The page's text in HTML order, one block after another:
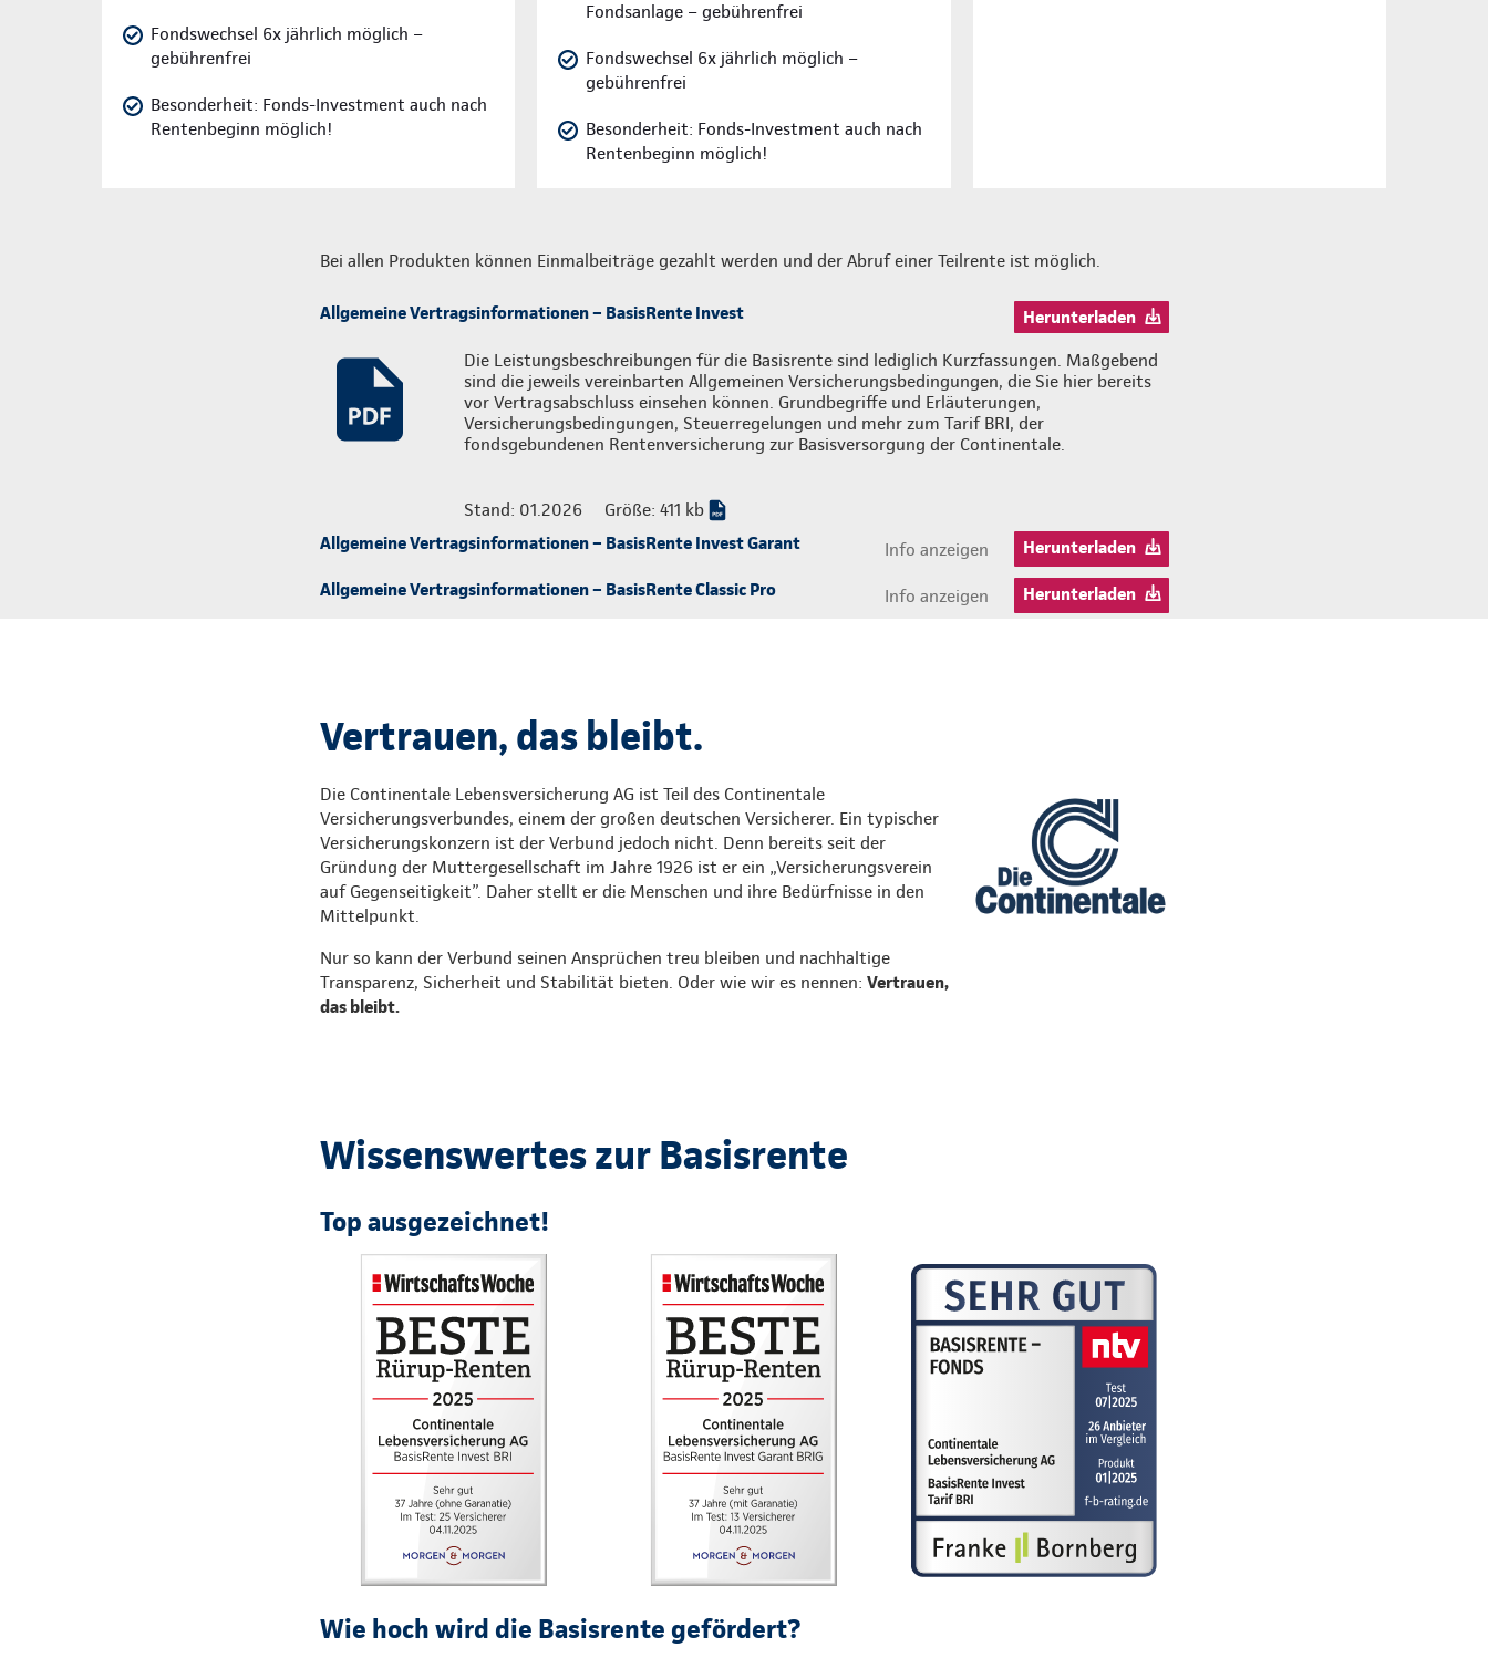
Fondswechsel 6x jährlich möglich –
gebührenfrei
Besonderheit: Fonds-Investment auch nach
Rentenbeginn möglich!
Fondsanlage – gebührenfrei
Fondswechsel 6x jährlich möglich –
gebührenfrei
Besonderheit: Fonds-Investment auch nach
Rentenbeginn möglich!
Bei allen Produkten können Einmalbeiträge gezahlt werden und der Abruf einer Teilrente ist möglich.
Allgemeine Vertragsinformationen – BasisRente Invest Herunterladen
Die Leistungsbeschreibungen für die Basisrente sind lediglich Kurzfassungen. Maßgebend
sind die jeweils vereinbarten Allgemeinen Versicherungsbedingungen, die Sie hier bereits
vor Vertragsabschluss einsehen können. Grundbegriffe und Erläuterungen,
Versicherungsbedingungen, Steuerregelungen und mehr zum Tarif BRI, der
fondsgebundenen Rentenversicherung zur Basisversorgung der Continentale.
Stand: 01.2026
Größe: 411 kb
Allgemeine Vertragsinformationen – BasisRente Invest Garant
Info anzeigen
Herunterladen
Allgemeine Vertragsinformationen – BasisRente Classic Pro
Info anzeigen Herunterladen
Vertrauen, das bleibt.
Die Continentale Lebensversicherung AG ist Teil des Continentale
Versicherungsverbundes, einem der großen deutschen Versicherer. Ein typischer
Versicherungskonzern ist der Verbund jedoch nicht. Denn bereits seit der
Gründung der Muttergesellschaft im Jahre 1926 ist er ein „Versicherungsverein
auf Gegenseitigkeit”. Daher stellt er die Menschen und ihre Bedürfnisse in den
Mittelpunkt.
Nur so kann der Verbund seinen Ansprüchen treu bleiben und nachhaltige
Transparenz, Sicherheit und Stabilität bieten. Oder wie wir es nennen: Vertrauen,
das bleibt.
Wissenswertes zur Basisrente
Top ausgezeichnet!
Wie hoch wird die Basisrente gefördert?